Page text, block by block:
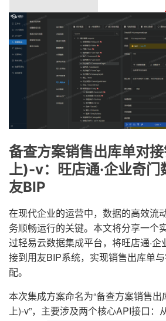
备查方案销售出库单对
上)-v：旺店通·企业奇门
友BIP
在现代企业的运营中，数据的高效流
务顺畅运行的关键。本文将分享一个
过轻易云数据集成平台，将旺店通·
接到用友BIP系统，实现销售出库单
配。
本次集成方案命名为“备查方案销售
上)-v”，主要涉及两个核心API接口：